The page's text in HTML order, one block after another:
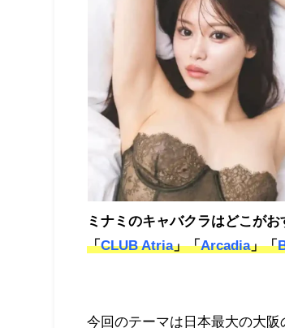
ミナミのキャバクラはどこがお
「CLUB Atria」「Arcadia」「
今回のテーマは日本最大の大阪